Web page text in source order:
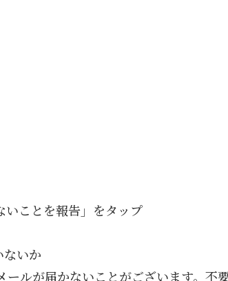
ことを報告」をタップ
いか
ルが届かないことがございます。不